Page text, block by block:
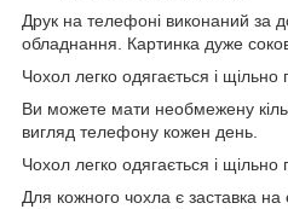
Друк на телефоні виконаний за
обладнання. Картинка дуже
Чохол легко одягається і
Ви можете мати необмежену
вигляд телефону кожен день.
Чохол легко одягається і
Для кожного чохла є заставка